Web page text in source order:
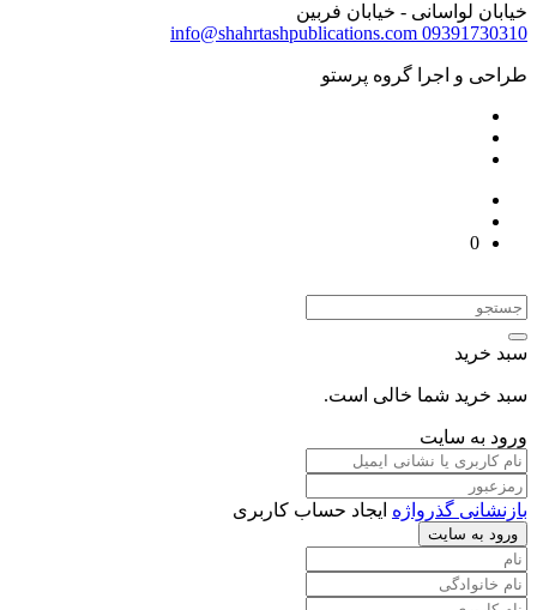
خیابان لواسانی - خیابان فربین
09391730310
info@shahrtashpublications.com
طراحی و اجرا گروه پرستو
0
سبد خرید
سبد خرید شما خالی است.
ورود به سایت
بازنشانی گذرواژه ایجاد حساب کاربری
ورود به سایت